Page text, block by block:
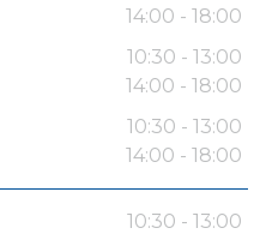
14:00 - 18:00
10:30 - 13:00
14:00 - 18:00
10:30 - 13:00
14:00 - 18:00
10:30 - 13:00